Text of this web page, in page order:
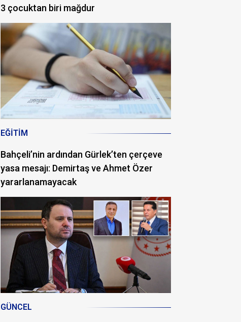
3 çocuktan biri mağdur
EĞITIM
Bahçeli’nin ardından Gürlek’ten çerçeve
yasa mesajı: Demirtaş ve Ahmet Özer
yararlanamayacak
GÜNCEL